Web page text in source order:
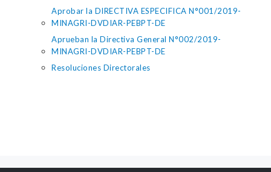
Aprobar la DIRECTIVA ESPECIFICA N°001/2019-
MINAGRI-DVDIAR-PEBPT-DE
Aprueban la Directiva General N°002/2019-
MINAGRI-DVDIAR-PEBPT-DE
Resoluciones Directorales